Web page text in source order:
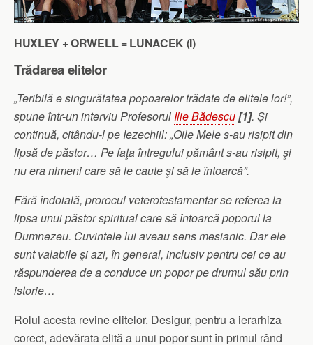
HUXLEY + ORWELL = LUNACEK (I)
Trădarea elitelor
„Teribilă e singurătatea popoarelor trădate de elitele lor!”,
spune într-un interviu Profesorul Ilie Bădescu[1]. Şi
continuă, citându-l pe Iezechiil: „Oile Mele s-au risipit din
lipsă de păstor… Pe faţa întregului pământ s-au risipit, şi
nu era nimeni care să le caute şi să le întoarcă”.
Fără îndoială, prorocul veterotestamentar se referea la
lipsa unui păstor spiritual care să întoarcă poporul la
Dumnezeu. Cuvintele lui aveau sens mesianic. Dar ele
sunt valabile şi azi, în general, inclusiv pentru cei ce au
răspunderea de a conduce un popor pe drumul său prin
istorie…
Rolul acesta revine elitelor. Desigur, pentru a ierarhiza
corect, adevărata elită a unui popor sunt în primul rând